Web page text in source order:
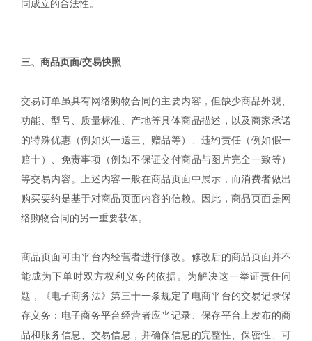
同成立的合法性。
三、商品页面/交易快照
交易订单虽具有网络购物合同的主要内容，但缺少商品外观、
功能、型号、质量标准、产地等具体商品描述，以及商家承诺
的特殊优惠（例如买一送三、赠品等）、违约责任（例如假一
赔十）、免责事项（例如不保证交付商品与图片完全一致等）
等交易内容。上述内容一般在商品页面中展示，而消费者做出
购买要约是基于对商品页面内容的信赖。因此，商品页面是网
络购物合同的另一重要载体。
商品页面可由平台内经营者进行修改。修改后的商品页面并不
能成为下单时双方权利义务的依据。为解决这一举证责任问
题，《电子商务法》第三十一条规定了电商平台的交易记录保
存义务：电子商务平台经营者应当记录、保存平台上发布的商
品和服务信息、交易信息，并确保信息的完整性、保密性、可